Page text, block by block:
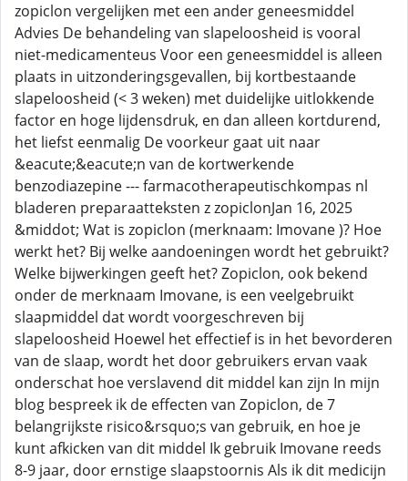
zopiclon vergelijken met een ander geneesmiddel
Advies De behandeling van slapeloosheid is vooral
niet-medicamenteus Voor een geneesmiddel is alleen
plaats in uitzonderingsgevallen, bij kortbestaande
slapeloosheid (< 3 weken) met duidelijke uitlokkende
factor en hoge lijdensdruk, en dan alleen kortdurend,
het liefst eenmalig De voorkeur gaat uit naar
&eacute;&eacute;n van de kortwerkende
benzodiazepine --- farmacotherapeutischkompas nl
bladeren preparaatteksten z zopiclonJan 16, 2025
&middot; Wat is zopiclon (merknaam: Imovane )? Hoe
werkt het? Bij welke aandoeningen wordt het gebruikt?
Welke bijwerkingen geeft het? Zopiclon, ook bekend
onder de merknaam Imovane, is een veelgebruikt
slaapmiddel dat wordt voorgeschreven bij
slapeloosheid Hoewel het effectief is in het bevorderen
van de slaap, wordt het door gebruikers ervan vaak
onderschat hoe verslavend dit middel kan zijn In mijn
blog bespreek ik de effecten van Zopiclon, de 7
belangrijkste risico&rsquo;s van gebruik, en hoe je
kunt afkicken van dit middel Ik gebruik Imovane reeds
8-9 jaar, door ernstige slaapstoornis Als ik dit medicijn